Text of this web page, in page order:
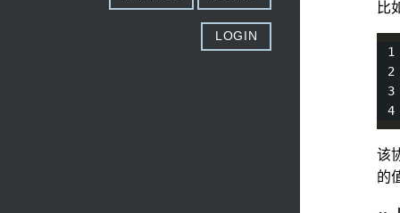
LOGIN
比
该
的